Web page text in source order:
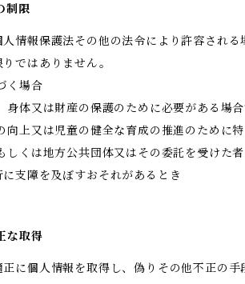
制限
情報保護法その他の法令により許容され
ではありません。
く場合
身体又は財産の保護のために必要がある場
向上又は児童の健全な育成の推進のため
しくは地方公共団体又はその委託を受け
に支障を及ぼすおそれがあるとき
な取得
に個人情報を取得し、偽りその他不正の手